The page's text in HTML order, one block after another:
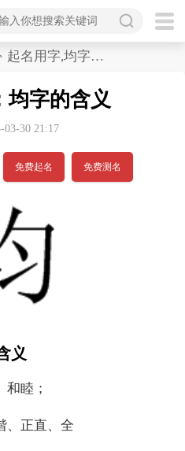
起名用字,均字的含义
均字的含义
03-30 21:17
免费起名 免费测名
义
睦；
、正直、全